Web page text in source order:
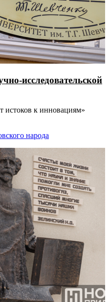
исследовательской
истоков к инновациям»
народа